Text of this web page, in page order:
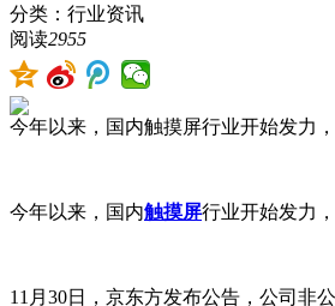
分类：行业资讯
阅读2955
今年以来，国内触摸屏行业开始发力
今年以来，国内触摸屏行业开始发力
11月30日，京东方发布公告，公司非